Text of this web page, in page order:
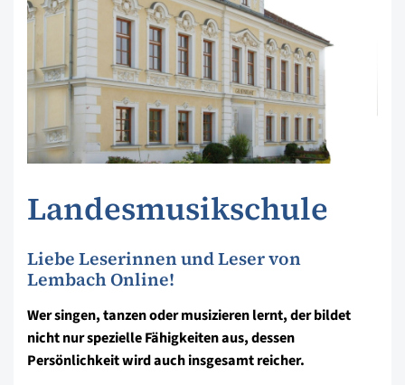
Landesmusikschule
Liebe Leserinnen und Leser von
Lembach Online!
Wer singen, tanzen oder musizieren lernt, der bildet
nicht nur spezielle Fähigkeiten aus, dessen
Persönlichkeit wird auch insgesamt reicher.